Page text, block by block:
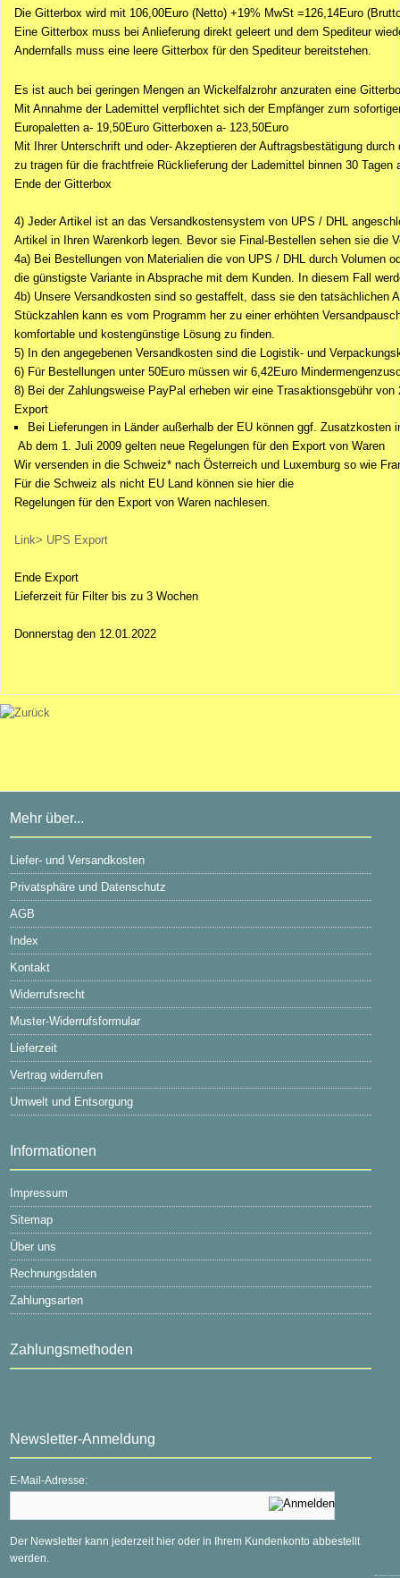
Die Gitterbox wird mit 106,00Euro (Netto) +19% MwSt =126,14Euro
Eine Gitterbox muss bei Anlieferung direkt geleert und dem Spediteur
Andernfalls muss eine leere Gitterbox für den Spediteur bereitstehen.
Es ist auch bei geringen Mengen an Wickelfalzrohr anzuraten eine
Mit Annahme der Lademittel verpflichtet sich der Empfänger zum
Europaletten a- 19,50Euro Gitterboxen a- 123,50Euro
Mit Ihrer Unterschrift und oder- Akzeptieren der Auftragsbestätigung
zu tragen für die frachtfreie Rücklieferung der Lademittel binnen 30 Tagen
Ende der Gitterbox
4) Jeder Artikel ist an das Versandkostensystem von UPS / DHL
Artikel in Ihren Warenkorb legen. Bevor sie Final-Bestellen sehen sie
4a) Bei Bestellungen von Materialien die von UPS / DHL durch Volumen
die günstigste Variante in Absprache mit dem Kunden. In diesem Fall
4b) Unsere Versandkosten sind so gestaffelt, dass sie den tatsächlichen
Stückzahlen kann es vom Programm her zu einer erhöhten
komfortable und kostengünstige Lösung zu finden.
5) In den angegebenen Versandkosten sind die Logistik- und
6) Für Bestellungen unter 50Euro müssen wir 6,42Euro
8) Bei der Zahlungsweise PayPal erheben wir eine Trasaktionsgebühr von
Export
Bei Lieferungen in Länder außerhalb der EU können ggf. Zusatzkosten
Ab dem 1. Juli 2009 gelten neue Regelungen für den Export von Waren
Wir versenden in die Schweiz* nach Österreich und Luxemburg so wie
Für die Schweiz als nicht EU Land können sie hier die
Regelungen für den Export von Waren nachlesen.
Link> UPS Export
Ende Export
Lieferzeit für Filter bis zu 3 Wochen
Donnerstag den 12.01.2022
Mehr über...
Liefer- und Versandkosten
Privatsphäre und Datenschutz
AGB
Index
Kontakt
Widerrufsrecht
Muster-Widerrufsformular
Lieferzeit
Vertrag widerrufen
Umwelt und Entsorgung
Informationen
Impressum
Sitemap
Über uns
Rechnungsdaten
Zahlungsarten
Zahlungsmethoden
Newsletter-Anmeldung
E-Mail-Adresse:
Der Newsletter kann jederzeit hier oder in Ihrem Kundenkonto abbestellt
werden.